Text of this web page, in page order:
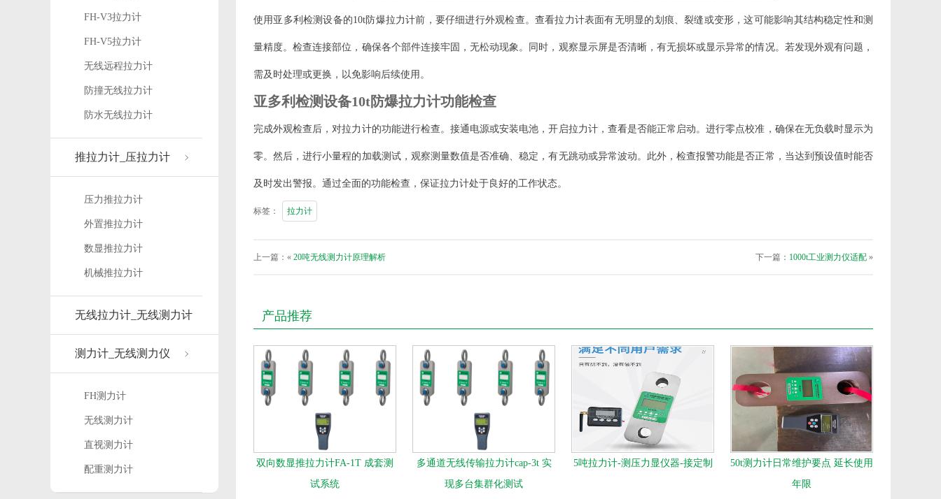
FH-V3拉力计
FH-V5拉力计
无线远程拉力计
防撞无线拉力计
防水无线拉力计
推拉力计_压拉力计
压力推拉力计
外置推拉力计
数显推拉力计
机械推拉力计
无线拉力计_无线测力计
测力计_无线测力仪
FH测力计
无线测力计
直视测力计
配重测力计
使用亚多利检测设备的10t防爆拉力计前，要仔细进行外观检查。查看拉力计表面有无明显的划痕、裂缝或变形，这可能影响其结构稳定性和测
量精度。检查连接部位，确保各个部件连接牢固，无松动现象。同时，观察显示屏是否清晰，有无损坏或显示异常的情况。若发现外观有问题，
需及时处理或更换，以免影响后续使用。
亚多利检测设备10t防爆拉力计功能检查
完成外观检查后，对拉力计的功能进行检查。接通电源或安装电池，开启拉力计，查看是否能正常启动。进行零点校准，确保在无负载时显示为
零。然后，进行小量程的加载测试，观察测量数值是否准确、稳定，有无跳动或异常波动。此外，检查报警功能是否正常，当达到预设值时能否
及时发出警报。通过全面的功能检查，保证拉力计处于良好的工作状态。
标签： 拉力计
上一篇：« 20吨无线测力计原理解析 下一篇： 1000t工业测力仪适配 »
产品推荐
双向数显推拉力计FA-1T 成套测
试系统
多通道无线传输拉力计cap-3t 实
现多台集群化测试
5吨拉力计-测压力显仪器-接定制
50t测力计日常维护要点 延长使用
年限